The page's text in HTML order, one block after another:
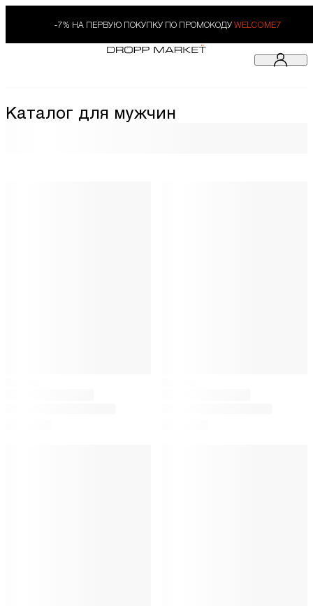
-7% НА ПЕРВУЮ ПОКУПКУ ПО ПРОМОКОДУ WELCOME7
Каталог для мужчин